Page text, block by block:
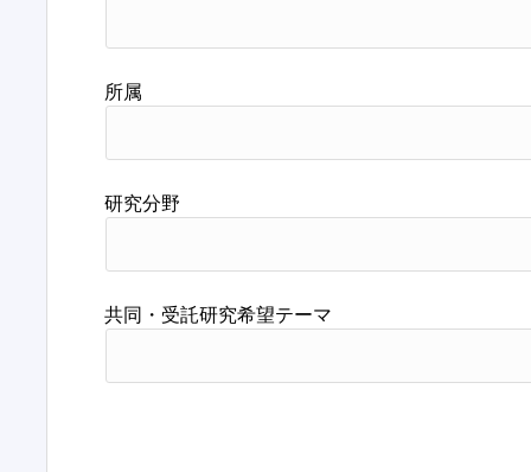
所属
研究分野
共同・受託研究希望テーマ